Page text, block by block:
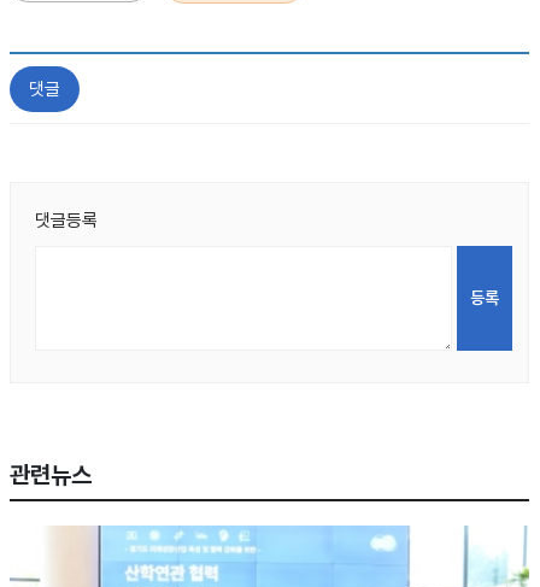
댓글
댓글등록
관련뉴스